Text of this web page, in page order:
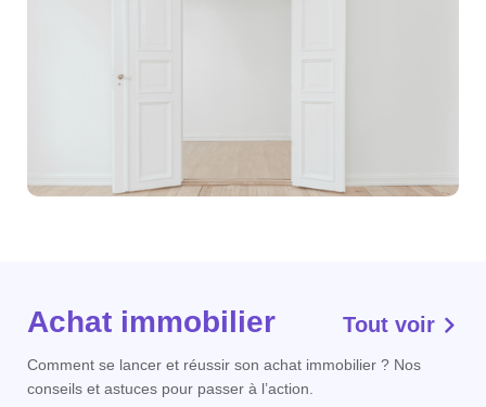
Achat immobilier Tout voir
Comment se lancer et réussir son achat immobilier ? Nos
conseils et astuces pour passer à l’action.